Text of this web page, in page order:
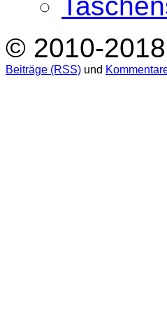
© 2010-
Beiträge (RSS) und